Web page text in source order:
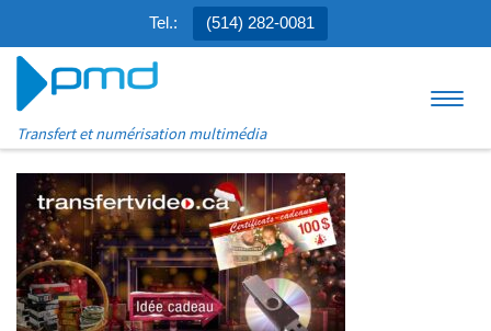
Tel.: (514) 282-0081
Transfert et numérisation multimédia